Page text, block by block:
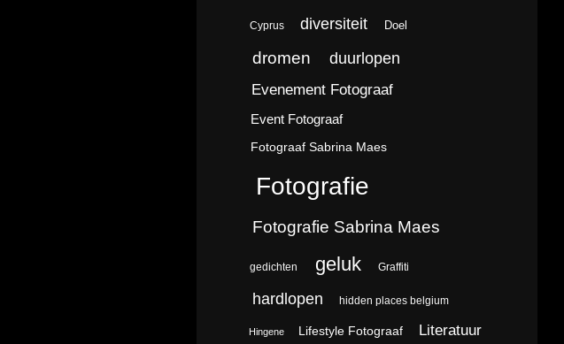
Cyprus diversiteit Doel
dromen duurlopen
Evenement Fotograaf
Event Fotograaf
Fotograaf Sabrina Maes
Fotografie
Fotografie Sabrina Maes
gedichten geluk Graffiti
hardlopen hidden places belgium
Hingene Lifestyle Fotograaf Literatuur